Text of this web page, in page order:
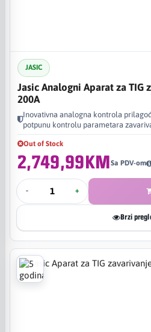
JASIC
Jasic Analogni Aparat za TIG
200A
Inovativna analogna kontrola
potpunu kontrolu parametara
Out of Stock
2,749,99KMSa PDV-om
- +
Brzi